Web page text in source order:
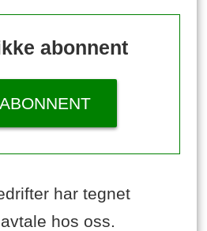
abonnent
har tegnet
hos oss.